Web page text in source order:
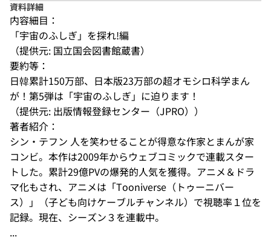
資料詳細
内容細目：
「宇宙のふしぎ」を探れ!編
（提供元: 国立国会図書館蔵書）
要約等：
日韓累計150万部、日本版23万部の超オモシロ科学まん
が！第5弾は「宇宙のふしぎ」に迫ります！
（提供元: 出版情報登録センター（JPRO））
著者紹介：
シン・テフン 人を笑わせることが得意な作家とまんが家
コンビ。本作は2009年からウェブコミックで連載スター
トした。累計29億PVの爆発的人気を獲得。アニメ＆ドラ
マ化もされ、アニメは「Tooniverse（トゥーニバー
ス）」（子ども向けケーブルチャンネル）で視聴率１位を
記録。現在、シーズン３を連載中。
...